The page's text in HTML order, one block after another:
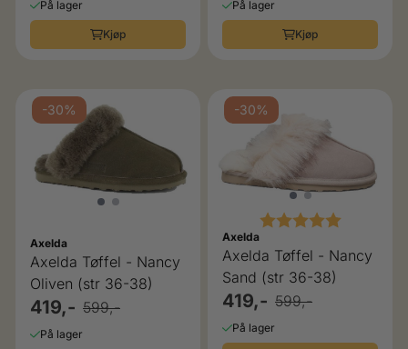
På lager
Kjøp
På lager
Kjøp
-30%
Axelda
Axelda Tøffel - Nancy
Oliven (str 36-38)
419,- 599,-
På lager
-30%
Karakter: 5.0 av 5
Axelda
Axelda Tøffel - Nancy
Sand (str 36-38)
419,- 599,-
På lager